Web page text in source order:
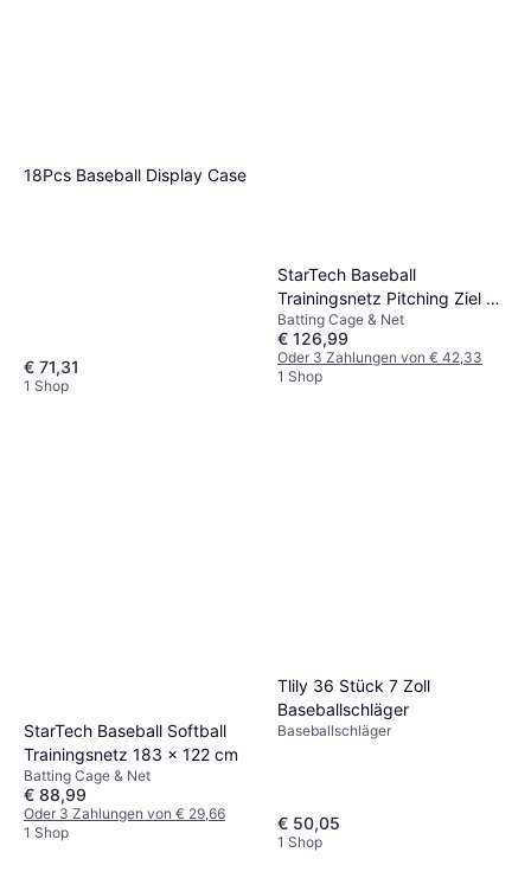
18Pcs Baseball Display Case
€ 71,31
1 Shop
StarTech Baseball
Trainingsnetz Pitching Ziel 4
Stufen
Batting Cage & Net
€ 126,99
Oder 3 Zahlungen von € 42,33
1 Shop
StarTech Baseball Softball
Trainingsnetz 183 x 122 cm
Batting Cage & Net
€ 88,99
Oder 3 Zahlungen von € 29,66
1 Shop
Tlily 36 Stück 7 Zoll
Baseballschläger
Baseballschläger
€ 50,05
1 Shop